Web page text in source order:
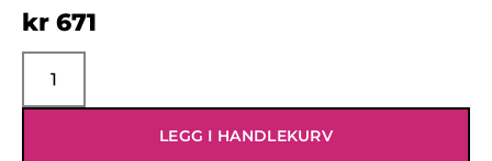
kr 671
LEGG I HANDLEKURV